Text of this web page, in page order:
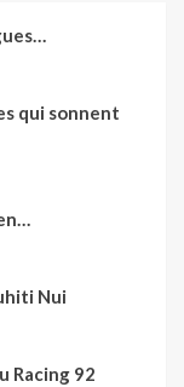
qui sonnent
Nui
Racing 92